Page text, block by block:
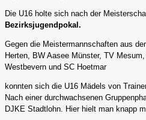
Die U16 holte sich nach der
Bezirksjugendpokal.
Gegen die Meistermannschaften aus
Herten, BW Aasee Münster, TV
Westbevern und SC Hoetmar
konnten sich die U16 Mädels von
Nach einer durchwachsenen
DJKE Stadtlohn. Hier hielt man knapp